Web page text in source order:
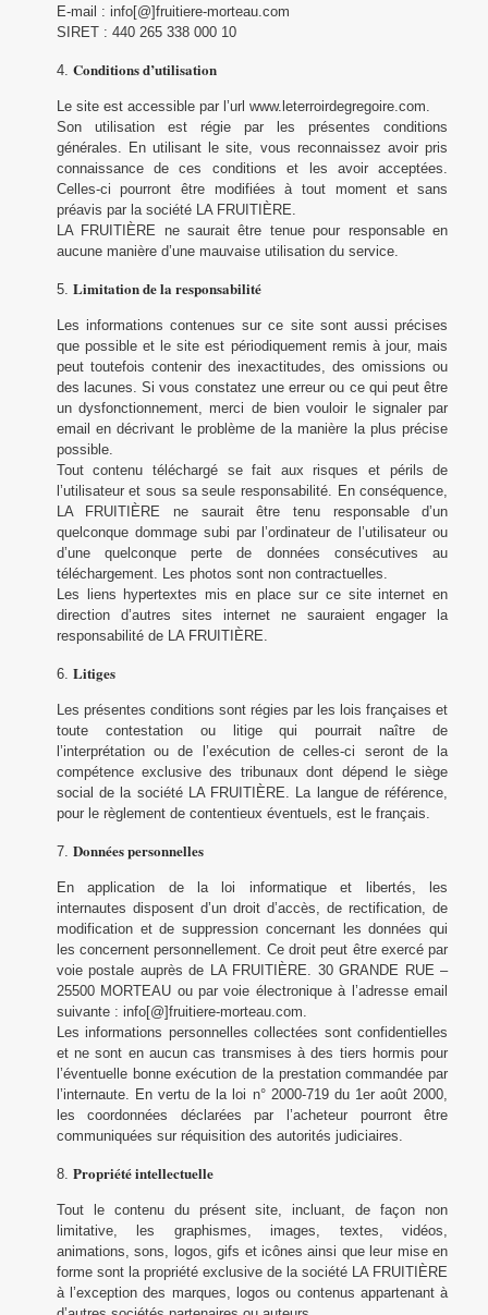
E-mail : info[@]fruitiere-morteau.com
SIRET : 440 265 338 000 10
Conditions d’utilisation
Le site est accessible par l’url www.leterroirdegregoire.com.
Son utilisation est régie par les présentes conditions
générales. En utilisant le site, vous reconnaissez avoir pris
connaissance de ces conditions et les avoir acceptées.
Celles-ci pourront être modifiées à tout moment et sans
préavis par la société LA FRUITIÈRE.
LA FRUITIÈRE ne saurait être tenue pour responsable en
aucune manière d’une mauvaise utilisation du service.
Limitation de la responsabilité
Les informations contenues sur ce site sont aussi précises
que possible et le site est périodiquement remis à jour, mais
peut toutefois contenir des inexactitudes, des omissions ou
des lacunes. Si vous constatez une erreur ou ce qui peut être
un dysfonctionnement, merci de bien vouloir le signaler par
email en décrivant le problème de la manière la plus précise
possible.
Tout contenu téléchargé se fait aux risques et périls de
l’utilisateur et sous sa seule responsabilité. En conséquence,
LA FRUITIÈRE ne saurait être tenu responsable d’un
quelconque dommage subi par l’ordinateur de l’utilisateur ou
d’une quelconque perte de données consécutives au
téléchargement. Les photos sont non contractuelles.
Les liens hypertextes mis en place sur ce site internet en
direction d’autres sites internet ne sauraient engager la
responsabilité de LA FRUITIÈRE.
Litiges
Les présentes conditions sont régies par les lois françaises et
toute contestation ou litige qui pourrait naître de
l’interprétation ou de l’exécution de celles-ci seront de la
compétence exclusive des tribunaux dont dépend le siège
social de la société LA FRUITIÈRE. La langue de référence,
pour le règlement de contentieux éventuels, est le français.
Données personnelles
En application de la loi informatique et libertés, les
internautes disposent d’un droit d’accès, de rectification, de
modification et de suppression concernant les données qui
les concernent personnellement. Ce droit peut être exercé par
voie postale auprès de LA FRUITIÈRE. 30 GRANDE RUE –
25500 MORTEAU ou par voie électronique à l’adresse email
suivante : info[@]fruitiere-morteau.com.
Les informations personnelles collectées sont confidentielles
et ne sont en aucun cas transmises à des tiers hormis pour
l’éventuelle bonne exécution de la prestation commandée par
l’internaute. En vertu de la loi n° 2000-719 du 1er août 2000,
les coordonnées déclarées par l’acheteur pourront être
communiquées sur réquisition des autorités judiciaires.
Propriété intellectuelle
Tout le contenu du présent site, incluant, de façon non
limitative, les graphismes, images, textes, vidéos,
animations, sons, logos, gifs et icônes ainsi que leur mise en
forme sont la propriété exclusive de la société LA FRUITIÈRE
à l’exception des marques, logos ou contenus appartenant à